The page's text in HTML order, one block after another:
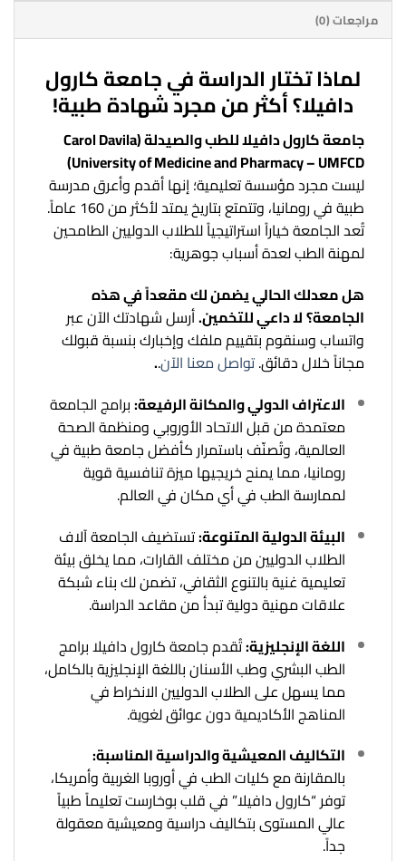
مراجعات (0)
لماذا تختار الدراسة في جامعة كارول
دافيلا؟ أكثر من مجرد شهادة طبية!
جامعة كارول دافيلا للطب والصيدلة (Carol Davila
University of Medicine and Pharmacy – UMFCD)
ليست مجرد مؤسسة تعليمية؛ إنها أقدم وأعرق مدرسة
طبية في رومانيا، وتتمتع بتاريخ يمتد لأكثر من 160 عاماً.
تُعد الجامعة خياراً استراتيجياً للطلاب الدوليين الطامحين
لمهنة الطب لعدة أسباب جوهرية:
هل معدلك الحالي يضمن لك مقعداً في هذه
الجامعة؟ لا داعي للتخمين.أرسل شهادتك الآن عبر
واتساب وسنقوم بتقييم ملفك وإخبارك بنسبة قبولك
مجاناً خلال دقائق.تواصل معنا الآن.
.
الاعتراف الدولي والمكانة الرفيعة:برامج الجامعة
معتمدة من قبل الاتحاد الأوروبي ومنظمة الصحة
العالمية، وتُصنّف باستمرار كأفضل جامعة طبية في
رومانيا، مما يمنح خريجيها ميزة تنافسية قوية
لممارسة الطب في أي مكان في العالم.
البيئة الدولية المتنوعة:تستضيف الجامعة آلاف
الطلاب الدوليين من مختلف القارات، مما يخلق بيئة
تعليمية غنية بالتنوع الثقافي، تضمن لك بناء شبكة
علاقات مهنية دولية تبدأ من مقاعد الدراسة.
اللغة الإنجليزية:تُقدم جامعة كارول دافيلا برامج
الطب البشري وطب الأسنان باللغة الإنجليزية بالكامل،
مما يسهل على الطلاب الدوليين الانخراط في
المناهج الأكاديمية دون عوائق لغوية.
التكاليف المعيشية والدراسية المناسبة:
بالمقارنة مع كليات الطب في أوروبا الغربية وأمريكا،
توفر “كارول دافيلا” في قلب بوخارست تعليماً طبياً
عالي المستوى بتكاليف دراسية ومعيشية معقولة
جداً.